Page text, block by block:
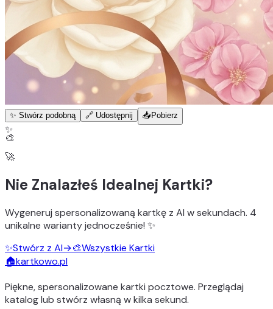
✨ Stwórz podobną 🔗 Udostępnij 📥 Pobierz
✨
🎨
🚀
Nie Znalazłeś Idealnej Kartki?
Wygeneruj spersonalizowaną kartkę z AI w sekundach. 4
unikalne wariantyjednocześnie! ✨
✨Stwórz z AI→🎨Wszystkie Kartki
🏠kartkowo.pl
Piękne, spersonalizowane kartki pocztowe. Przeglądaj
katalog lub stwórz własną w kilka sekund.